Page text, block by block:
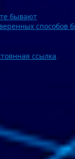
бывают
способов
ссылка.